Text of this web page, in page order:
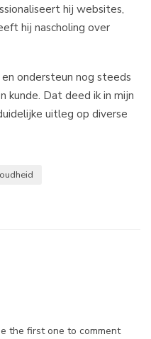
hij websites,
hij nascholing over
ondersteun nog steeds
kunde. Dat deed ik in mijn
uitleg op diverse
the first one to comment